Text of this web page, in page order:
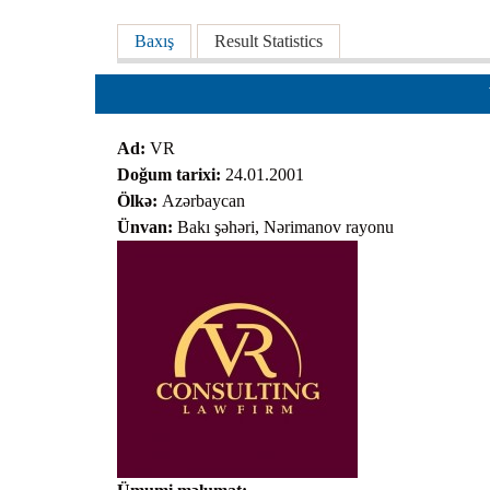
Əsas tablar
Baxış (active tab)
Result Statistics
Ad: VR
Doğum tarixi: 24.01.2001
Ölkə: Azərbaycan
Ünvan: Bakı şəhəri, Nərimanov rayonu